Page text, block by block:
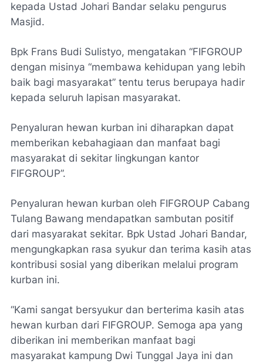
kepada Ustad Johari Bandar selaku pengurus
Masjid.
Bpk Frans Budi Sulistyo, mengatakan “FIFGROUP
dengan misinya “membawa kehidupan yang lebih
baik bagi masyarakat” tentu terus berupaya hadir
kepada seluruh lapisan masyarakat.
Penyaluran hewan kurban ini diharapkan dapat
memberikan kebahagiaan dan manfaat bagi
masyarakat di sekitar lingkungan kantor
FIFGROUP”.
Penyaluran hewan kurban oleh FIFGROUP Cabang
Tulang Bawang mendapatkan sambutan positif
dari masyarakat sekitar. Bpk Ustad Johari Bandar,
mengungkapkan rasa syukur dan terima kasih atas
kontribusi sosial yang diberikan melalui program
kurban ini.
“Kami sangat bersyukur dan berterima kasih atas
hewan kurban dari FIFGROUP. Semoga apa yang
diberikan ini memberikan manfaat bagi
masyarakat kampung Dwi Tunggal Jaya ini dan